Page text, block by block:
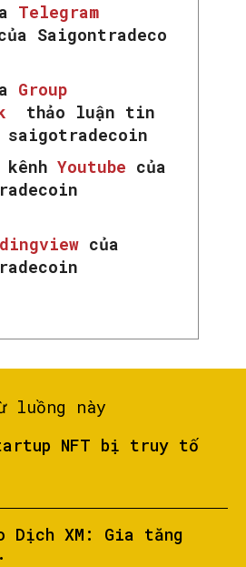
Telegram
Saigontradeco
Group
thảo luận tin
saigotradecoin
Youtube của
của
luồng này
NFT bị truy tố
Dịch XM: Gia tăng